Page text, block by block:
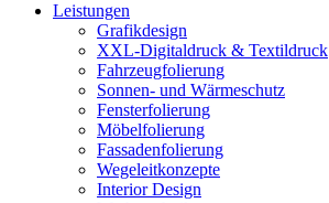
Leistungen
Grafikdesign
XXL-Digitaldruck & Textildruck
Fahrzeugfolierung
Sonnen- und Wärmeschutz
Fensterfolierung
Möbelfolierung
Fassadenfolierung
Wegeleitkonzepte
Interior Design